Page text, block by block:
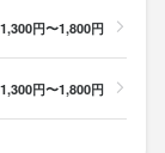
1,300円〜1,800円
1,300円〜1,800円